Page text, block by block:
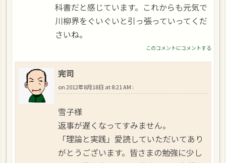
科書だと感じています。これからも元気で
川柳界をぐいぐいと引っ張っていってくだ
さいね。
このコメントにコメントする
完司
on2012年8月18日 at 8:21 AM :
雪子様
返事が遅くなってすみません。
「理論と実践」愛読していただいてあり
がとうございます。皆さまの勉強に少し